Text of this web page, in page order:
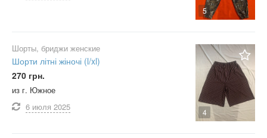
5
4
Шорты, бриджи женские
Шорти літні жіночі (l/xl)
270 грн.
из г. Южное
6 июля 2025